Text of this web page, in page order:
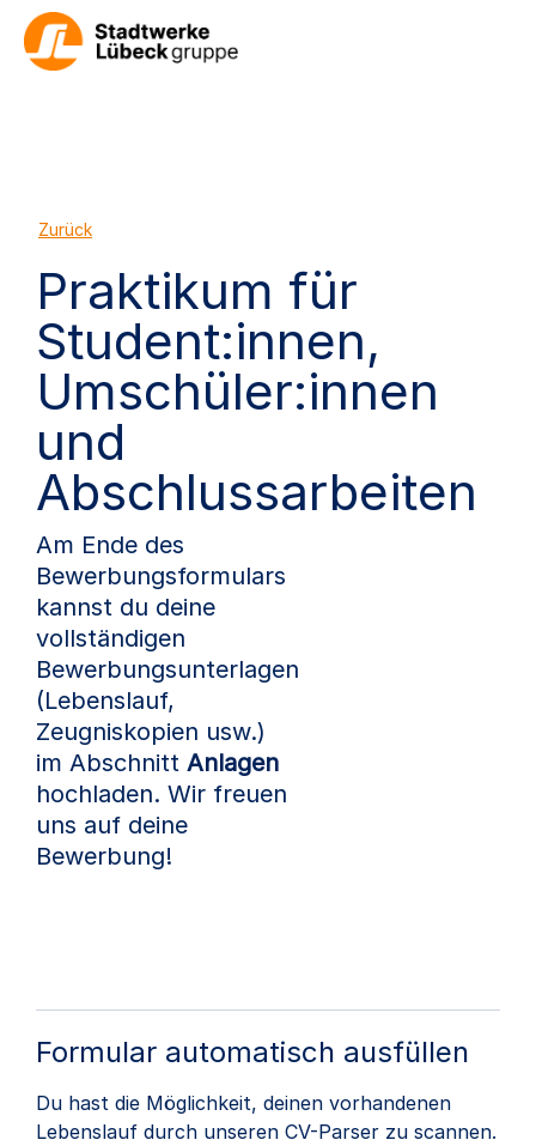
Zurück
Praktikum für
Student:innen,
Umschüler:innen
und
Abschlussarbeiten
Am Ende des
Bewerbungsformulars
kannst du deine
vollständigen
Bewerbungsunterlagen
(Lebenslauf,
Zeugniskopien usw.)
im Abschnitt Anlagen
hochladen. Wir freuen
uns auf deine
Bewerbung!
Formular automatisch ausfüllen
Du hast die Möglichkeit, deinen vorhandenen
Lebenslauf durch unseren CV-Parser zu scannen.